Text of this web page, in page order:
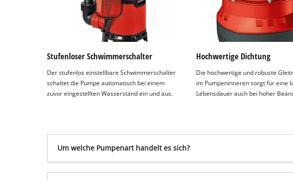
Stufenloser Schwimmerschalter
Der stufenlos einstellbare Schwimmerschalter
schaltet die Pumpe automatisch bei einem
zuvor eingestellten Wasserstand ein und aus.
Hochwertige Dichtung
Die hochwertige und robuste
im Pumpeninneren sorgt für eine
Lebensdauer auch bei hoher
Um welche Pumpenart handelt es sich?